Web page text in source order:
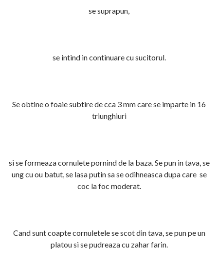
se suprapun,
se intind in continuare cu sucitorul.
Se obtine o foaie subtire de cca 3 mm care se imparte in 16
triunghiuri
si se formeaza cornulete pornind de la baza. Se pun in tava, se
ung cu ou batut, se lasa putin sa se odihneasca dupa care se
coc la foc moderat.
Cand sunt coapte cornuletele se scot din tava, se pun pe un
platou si se pudreaza cu zahar farin.